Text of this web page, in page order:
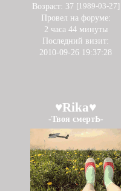
Возраст: 37 [1989-03-27]
Провел на форуме:
2 часа 44 минуты
Последний визит:
2010-09-26 19:37:28
♥Rika♥
-Твоя смертЬ-